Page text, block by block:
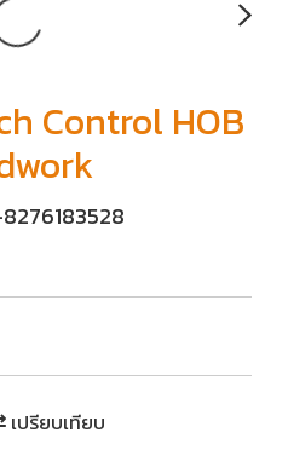
Control HOB
เปรียบเทียบ